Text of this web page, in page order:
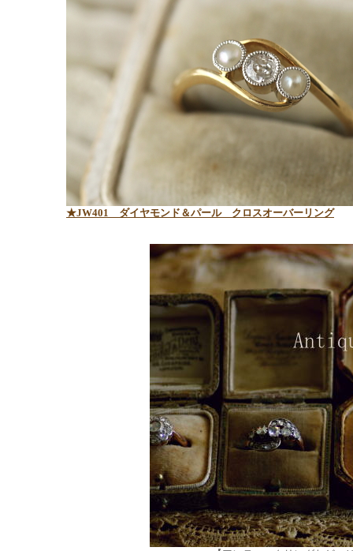
★JW401 ダイヤモンド＆パール クロスオーバーリング